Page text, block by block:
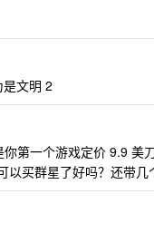
文明 2
第一个游戏定价 9.9 美
买群星了好吗？还带几